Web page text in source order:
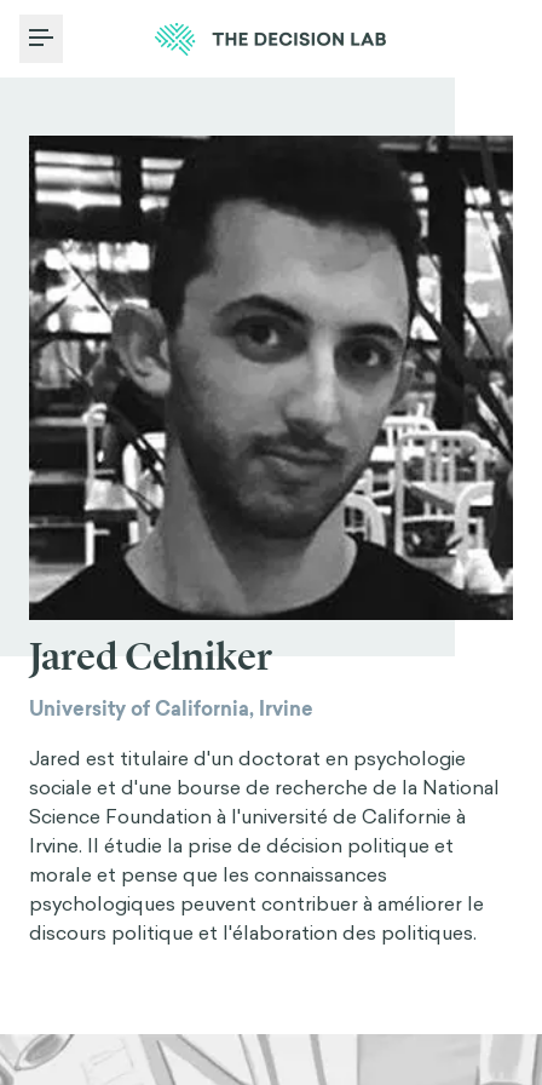
Toggle Menu
Jared Celniker
University of California, Irvine
Jared est titulaire d'un doctorat en psychologie
sociale et d'une bourse de recherche de la National
Science Foundation à l'université de Californie à
Irvine. Il étudie la prise de décision politique et
morale et pense que les connaissances
psychologiques peuvent contribuer à améliorer le
discours politique et l'élaboration des politiques.